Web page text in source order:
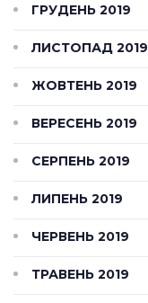
ГРУДЕНЬ 2019
ЛИСТОПАД 2019
ЖОВТЕНЬ 2019
ВЕРЕСЕНЬ 2019
СЕРПЕНЬ 2019
ЛИПЕНЬ 2019
ЧЕРВЕНЬ 2019
ТРАВЕНЬ 2019